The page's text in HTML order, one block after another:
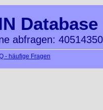
Database
abfragen:
- häufige Fragen